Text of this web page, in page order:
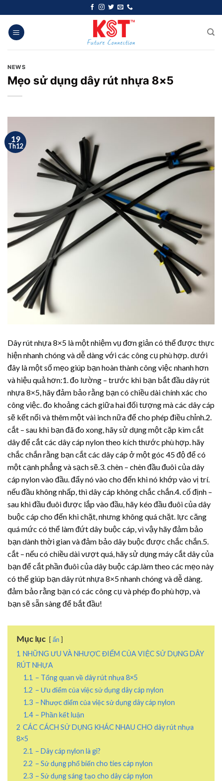
đến
nội
dung
NEWS
Mẹo sử dụng dây rút nhựa 8×5
19
Th12
Dây rút nhựa8×5 là một nhiệm vụ đơn giản có thể được thực
hiện nhanh chóng và dễ dàng với các công cụ phù hợp. dưới
đây là một số mẹo giúp bạn hoàn thành công việc nhanh hơn
và hiệu quả hơn:1. đo lường – trước khi bạn bắt đầudây rút
nhựa8×5, hãy đảm bảo rằng bạn có chiều dài chính xác cho
công việc. đo khoảng cách giữa hai đối tượng mà các dây cáp
sẽ kết nối và thêm một vài inch nữa để cho phép điều chỉnh.2.
cắt – sau khi bạn đã đo xong, hãy sử dụng một cặp kìm cắt
dây để cắt các dây cáp nylon theo kích thước phù hợp. hãy
chắc chắn rằng bạn cắt các dây cáp ở một góc 45 độ để có
một cạnh phẳng và sạch sẽ.3. chèn – chèn đầu đuôi của dây
cáp nylon vào đầu. đẩy nó vào cho đến khi nó khớp vào vị trí.
nếu đầu không nhấp, thì dây cáp không chắc chắn.4. cố định –
sau khi đầu đuôi được lắp vào đầu, hãy kéo đầu đuôi của dây
buộc cáp cho đến khi chặt, nhưng không quá chặt. lực căng
quá mức có thể làm đứt dây buộc cáp, vì vậy hãy đảm bảo
bạn dành thời gian và đảm bảo dây buộc được chắc chắn.5.
cắt – nếu có chiều dài vượt quá, hãy sử dụng máy cắt dây của
bạn để cắt phần đuôi của dây buộc cáp.làm theo các mẹo này
có thể giúp bạndây rút nhựa8×5 nhanh chóng và dễ dàng.
đảm bảo rằng bạn có các công cụ và phép đo phù hợp, và
bạn sẽ sẵn sàng để bắt đầu!
Mục lục ẩn
1 NHỮNG ƯU VÀ NHƯỢC ĐIỂM CỦA VIỆC SỬ DỤNG DÂY
RÚT NHỰA
1.1 – Tổng quan về dây rút nhựa 8×5
1.2 – Ưu điểm của việc sử dụng dây cáp nylon
1.3 – Nhược điểm của việc sử dụng dây cáp nylon
1.4 – Phần kết luận
2 CÁC CÁCH SỬ DỤNG KHÁC NHAU CHO dây rút nhựa
8×5
2.1 – Dây cáp nylon là gì?
2.2 – Sử dụng phổ biến cho ties cáp nylon
2.3 – Sử dụng sáng tạo cho dây cáp nylon